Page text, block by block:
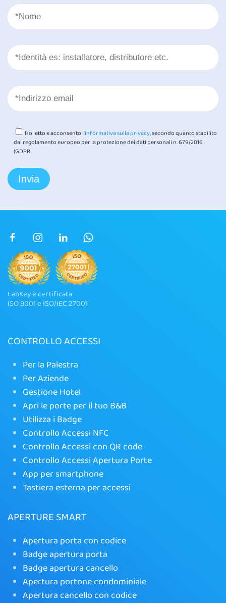
Ho letto e acconsento l'informativa sulla privacy, secondo quanto stabilito
dal regolamento europeo per la protezione dei dati personali n. 679/2016
(GDPR
LabKey è certificata
ISO 9001 e ISO/IEC 27001
CONTROLLO ACCESSI
Per la Palestra
Per Aziende
Gestione Hotel
Apri le porte per il tuo B&B
Utilizza i Badge
Controllo Accessi NFC
Controllo Accessi con QR code
Controllo Accessi Apertura Porte
App per smartphone
Tastiera esterna per accessi
APERTURE SMART
Apertura porta con codice
Badge apertura porta
Badge apertura cancello
Apertura portone condominiale
Apertura cancello con codice